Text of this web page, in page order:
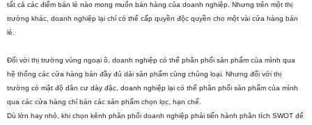
tất cả các điểm bán lẻ nào mong muốn bán hàng của doanh nghiệp. Nhưng trên một thị
trường khác, doanh nghiệp lại chỉ có thể cấp quyền độc quyền cho một vài cửa hàng bán
lẻ.
Đối với thị trường vùng ngoại ô, doanh nghiệp có thể phân phối sản phẩm của mình qua
hệ thống các cửa hàng bán đầy đủ dải sản phẩm cùng chủng loại. Nhưng đối với thị
trường có mật độ dân cư dày đặc, doanh nghiệp lại có thể phân phối sản phẩm của mình
qua các cửa hàng chỉ bán các sản phẩm chọn lọc, hạn chế.
Dù lớn hay nhỏ, khi chọn kênh phân phối doanh nghiệp phải tiến hành phân tích SWOT để